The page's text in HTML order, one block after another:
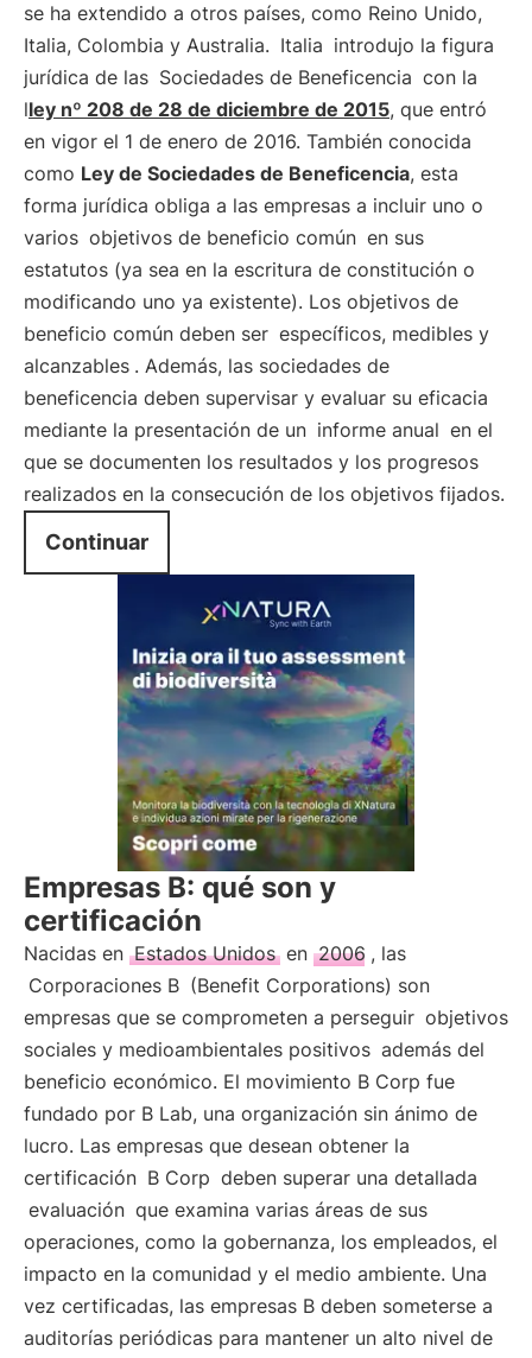
se ha extendido a otros países, como Reino Unido,
Italia, Colombia y Australia. Italia introdujo la figura
jurídica de las Sociedades de Beneficencia con la
lley nº 208 de 28 de diciembre de 2015, que entró
en vigor el 1 de enero de 2016. También conocida
como Ley de Sociedades de Beneficencia, esta
forma jurídica obliga a las empresas a incluir uno o
varios objetivos de beneficio común en sus
estatutos (ya sea en la escritura de constitución o
modificando uno ya existente). Los objetivos de
beneficio común deben ser específicos, medibles y
alcanzables . Además, las sociedades de
beneficencia deben supervisar y evaluar su eficacia
mediante la presentación de un informe anual en el
que se documenten los resultados y los progresos
realizados en la consecución de los objetivos fijados.
Continuar
Empresas B: qué son y
certificación
Nacidas en Estados Unidos en 2006 , las
Corporaciones B (Benefit Corporations) son
empresas que se comprometen a perseguir objetivos
sociales y medioambientales positivos además del
beneficio económico. El movimiento B Corp fue
fundado por B Lab, una organización sin ánimo de
lucro. Las empresas que desean obtener la
certificación B Corp deben superar una detallada
evaluación que examina varias áreas de sus
operaciones, como la gobernanza, los empleados, el
impacto en la comunidad y el medio ambiente. Una
vez certificadas, las empresas B deben someterse a
auditorías periódicas para mantener un alto nivel de